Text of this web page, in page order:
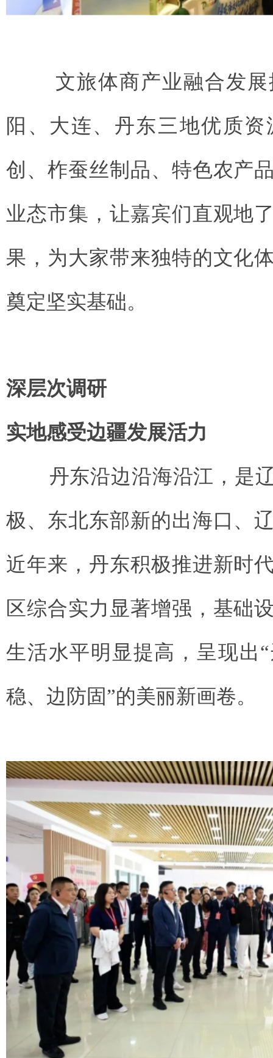
文旅体商产业融合发
阳、大连、丹东三地优质
创、柞蚕丝制品、特色农产
业态市集，让嘉宾们直观地
果，为大家带来独特的文化
奠定坚实基础。
深层次调研
实地感受边疆发展活力
丹东沿边沿海沿江，是辽
极、东北东部新的出海口、
近年来，丹东积极推进新时
区综合实力显著增强，基础
生活水平明显提高，呈现出
稳、边防固”的美丽新画卷。